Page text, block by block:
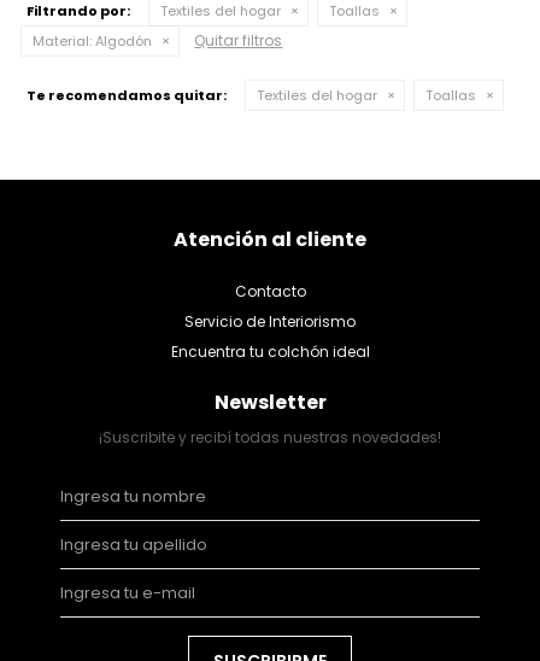
Filtrando por: Textiles del hogar
Toallas
Material:Algodón Quitar filtros
Te recomendamos quitar: Textiles del hogar Toallas
Atención al cliente
Contacto
Servicio de Interiorismo
Encuentra tu colchón ideal
Newsletter
¡Suscribite y recibí todas nuestras novedades!